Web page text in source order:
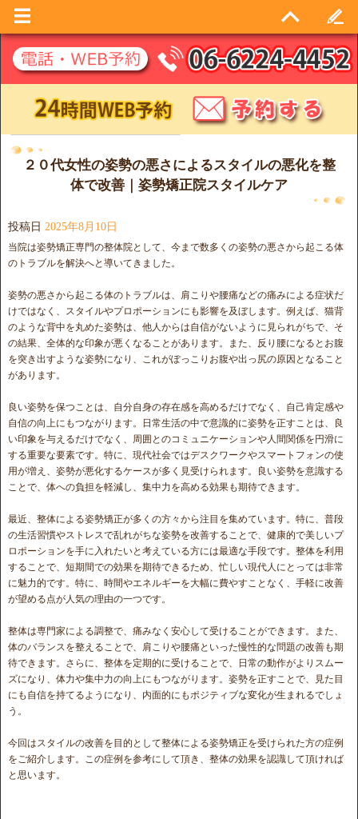
日別アーカイブ: 2025年8月10日
２０代女性の姿勢の悪さによるスタイルの悪化を整
体で改善｜姿勢矯正院スタイルケア
投稿日 2025年8月10日
当院は姿勢矯正専門の整体院として、今まで数多くの姿勢の悪さから起こる体
のトラブルを解決へと導いてきました。
姿勢の悪さから起こる体のトラブルは、肩こりや腰痛などの痛みによる症状だ
けではなく、スタイルやプロポーションにも影響を及ぼします。例えば、猫背
のような背中を丸めた姿勢は、他人からは自信がないように見られがちで、そ
の結果、全体的な印象が悪くなることがあります。また、反り腰になるとお腹
を突き出すような姿勢になり、これがぽっこりお腹や出っ尻の原因となること
があります。
良い姿勢を保つことは、自分自身の存在感を高めるだけでなく、自己肯定感や
自信の向上にもつながります。日常生活の中で意識的に姿勢を正すことは、良
い印象を与えるだけでなく、周囲とのコミュニケーションや人間関係を円滑に
する重要な要素です。特に、現代社会ではデスクワークやスマートフォンの使
用が増え、姿勢が悪化するケースが多く見受けられます。良い姿勢を意識する
ことで、体への負担を軽減し、集中力を高める効果も期待できます。
最近、整体による姿勢矯正が多くの方々から注目を集めています。特に、普段
の生活習慣やストレスで乱れがちな姿勢を改善することで、健康的で美しいプ
ロポーションを手に入れたいと考えている方には最適な手段です。整体を利用
することで、短期間での効果を期待できるため、忙しい現代人にとっては非常
に魅力的です。特に、時間やエネルギーを大幅に費やすことなく、手軽に改善
が望める点が人気の理由の一つです。
整体は専門家による調整で、痛みなく安心して受けることができます。また、
体のバランスを整えることで、肩こりや腰痛といった慢性的な問題の改善も期
待できます。さらに、整体を定期的に受けることで、日常の動作がよりスムー
ズになり、体力や集中力の向上にもつながります。姿勢を正すことで、見た目
にも自信を持てるようになり、内面的にもポジティブな変化が生まれるでしょ
う。
今回はスタイルの改善を目的として整体による姿勢矯正を受けられた方の症例
をご紹介します。この症例を参考にして頂き、整体の効果を認識して頂ければ
と思います。